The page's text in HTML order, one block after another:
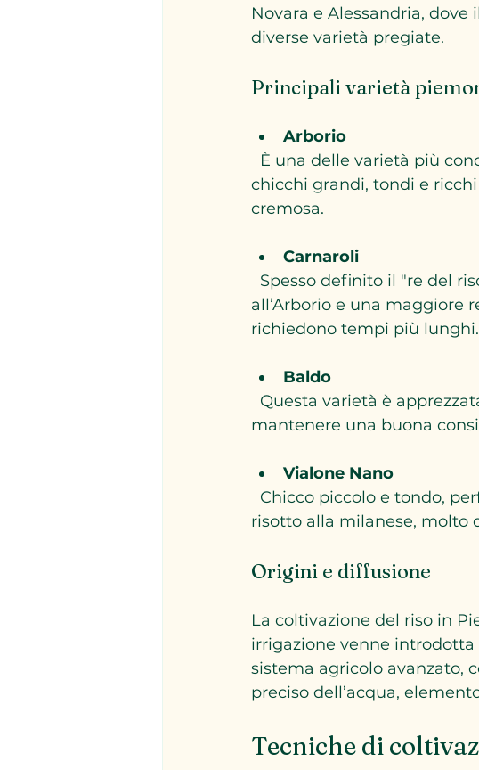
Novara e Alessandria,
diverse varietà pregiate.
Principali varietà
Arborio
chicchi grandi, tondi e
cremosa.
Carnaroli
all’Arborio e una maggiore
richiedono tempi più lunghi.
Baldo
mantenere una buona
Vialone Nano
risotto alla milanese, molto
Origini e diffusione
La coltivazione del riso in
irrigazione venne
sistema agricolo avanzato,
preciso dell’acqua,
Tecniche di